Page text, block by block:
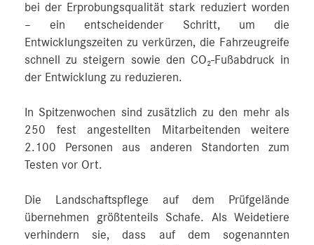
bei der Erprobungsqualität stark reduziert worden
– ein entscheidender Schritt, um die
Entwicklungszeiten zu verkürzen, die Fahrzeugreife
schnell zu steigern sowie den CO₂-Fußabdruck in
der Entwicklung zu reduzieren.
In Spitzenwochen sind zusätzlich zu den mehr als
250 fest angestellten Mitarbeitenden weitere
2.100 Personen aus anderen Standorten zum
Testen vor Ort.
Die Landschaftspflege auf dem Prüfgelände
übernehmen größtenteils Schafe. Als Weidetiere
verhindern sie, dass auf dem sogenannten